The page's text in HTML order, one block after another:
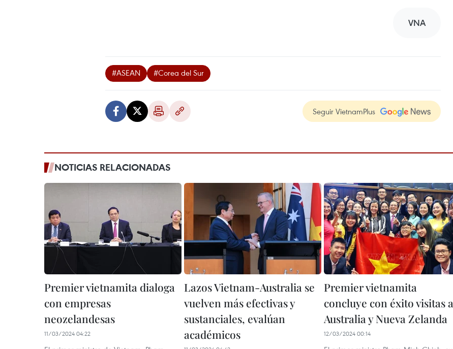
VNA
#ASEAN #Corea del Sur
Seguir VietnamPlus
NOTICIAS RELACIONADAS
Premier vietnamita dialoga
con empresas
neozelandesas
11/03/2024 04:22
Lazos Vietnam-Australia se
vuelven más efectivas y
sustanciales, evalúan
académicos
Premier vietnamita
concluye con éxito visitas a
Australia y Nueva Zelanda
12/03/2024 00:14